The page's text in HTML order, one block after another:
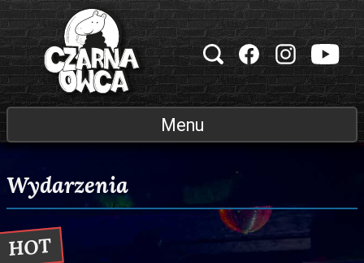
Przejdź do treści
Klub muzyczny Czarna Owca
Menu
Wydarzenia
HOT